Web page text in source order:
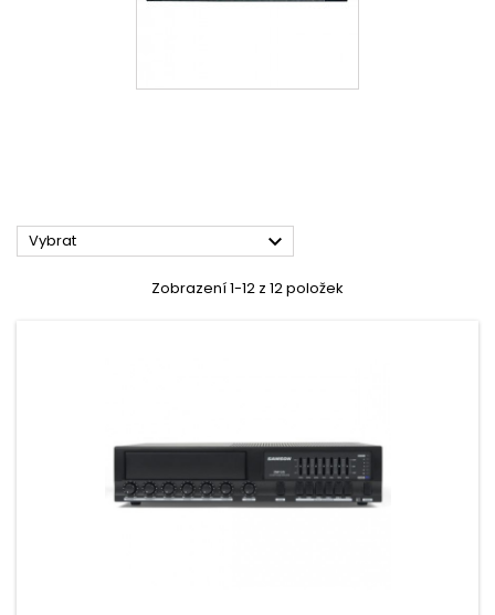
Vybrat 
Zobrazení 1-12 z 12 položek